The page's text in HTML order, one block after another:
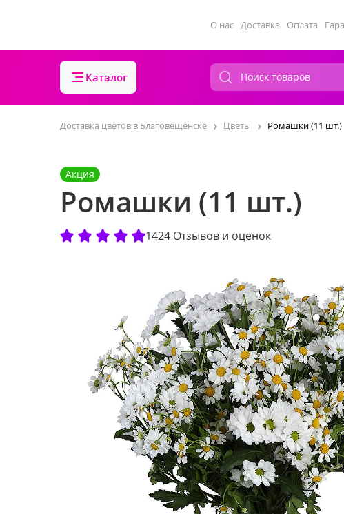
О нас Доставка Оплата
Каталог
Доставка цветов в Благовещенске Цветы Ромашки (11 шт.)
Акция
Ромашки (11 шт.)
1424 Отзывов и оценок